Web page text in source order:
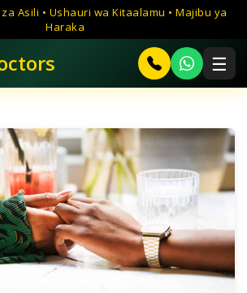
Asili • Ushauri wa Kitaalamu • Majibu ya
Haraka
☰